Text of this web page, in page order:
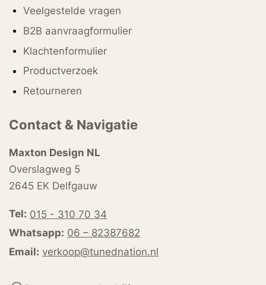
Veelgestelde vragen
B2B aanvraagformulier
Klachtenformulier
Productverzoek
Retourneren
Contact & Navigatie
Maxton Design NL
Overslagweg 5
2645 EK Delfgauw
Tel: 015 - 310 70 34
Whatsapp: 06 – 82387682
Email: verkoop@tunednation.nl